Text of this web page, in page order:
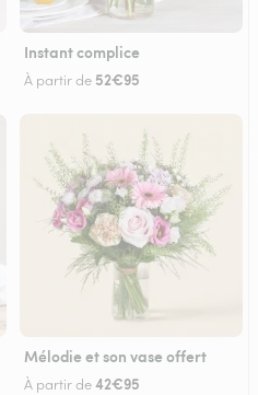
Instant complice
À partir de 52€95
Mélodie et son vase offert
À partir de42€95